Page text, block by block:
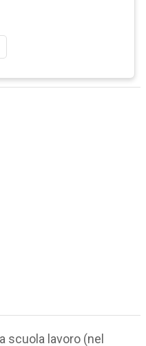
scuola lavoro (nel